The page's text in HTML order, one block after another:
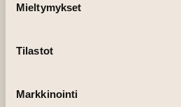
Mieltymykset
Tilastot
Markkinointi
Nickita Tsoy
Nickita Tsoy was born in
Ukraine. He finished two